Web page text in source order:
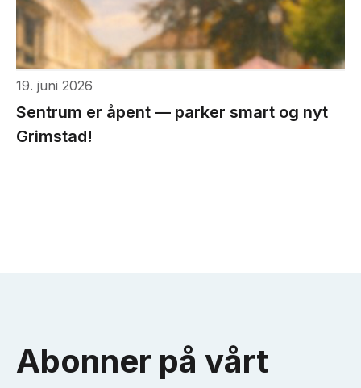
19. juni 2026
Sentrum er åpent — parker smart og nyt
Grimstad!
Abonner på vårt